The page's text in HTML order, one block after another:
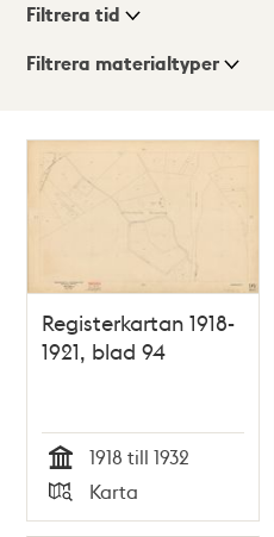
Visningsläge
Lista
Filtrera tid
Filtrera materialtyper
Registerkartan 1918-
1921, blad 94
Tid
1918 till 1932
Typ
Karta